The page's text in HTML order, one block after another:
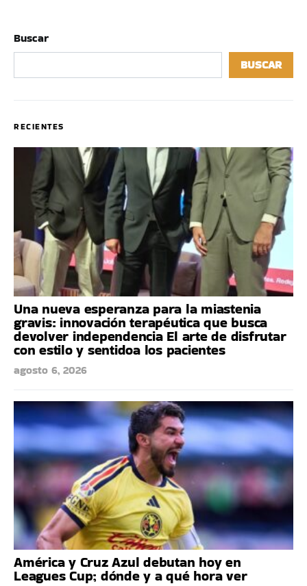
Buscar
BUSCAR
RECIENTES
Una nueva esperanza para la miastenia
gravis: innovación terapéutica que busca
devolver independencia El arte de disfrutar
con estilo y sentidoa los pacientes
agosto 6, 2026
América y Cruz Azul debutan hoy en
Leagues Cup; dónde y a qué hora ver